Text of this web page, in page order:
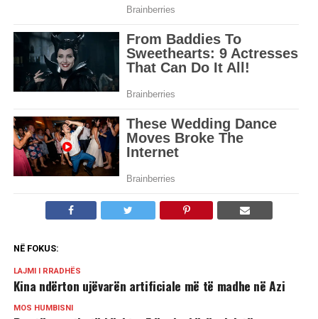
NË FOKUS:
LAJMI I RRADHËS
Kina ndërton ujëvarën artificiale më të madhe në Azi
MOS HUMBISNI